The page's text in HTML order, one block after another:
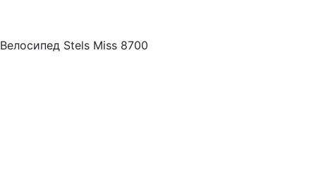
Велосипед Stels Miss 8700